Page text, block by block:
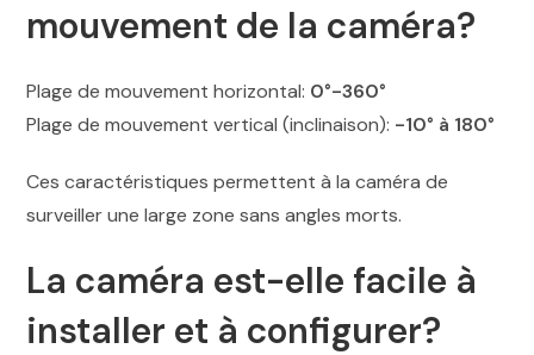
mouvement de la caméra?
Plage de mouvement horizontal: 0°-360°
Plage de mouvement vertical (inclinaison): -10° à 180°
Ces caractéristiques permettent à la caméra de
surveiller une large zone sans angles morts.
La caméra est-elle facile à
installer et à configurer?